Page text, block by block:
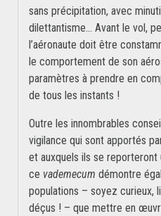
sans précipitation, avec
dilettantisme… Avant le vol,
l’aéronaute doit être
le comportement de son
paramètres à prendre en
de tous les instants !
Outre les innombrables
vigilance qui sont apportés
et auxquels ils se reporteront
ce vademecum démontre
populations – soyez curieux,
déçus ! – que mettre en